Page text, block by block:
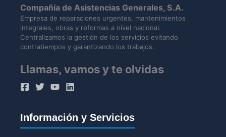
Compañía de Asistencias Generales, S.A.
Empresa de reparaciones urgentes, mantenimientos
integrales, obras y reformas a nivel nacional.
Centralizamos la gestión de los servicios evitando
contratiempos y garantizando los trabajos.
Llamas, vamos y te olvidas
Información y Servicios